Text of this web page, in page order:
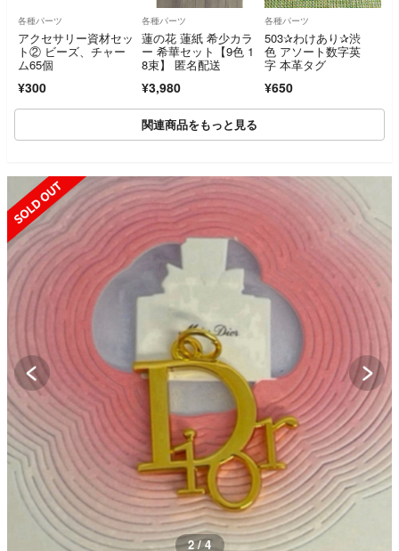
各種パーツ
アクセサリー資材セッ
ト② ビーズ、チャー
ム65個
¥300
各種パーツ
蓮の花 蓮紙 希少カラ
ー 希華セット【9色 1
8束】 匿名配送
¥3,980
各種パーツ
503✰︎わけあり✰︎渋
色 アソート数字英
字 本革タグ
¥650
関連商品をもっと見る
SOLD OUT
2 / 4